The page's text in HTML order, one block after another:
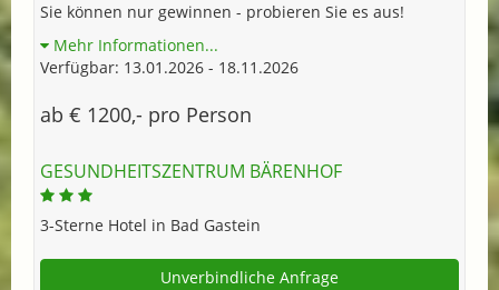
Sie können nur gewinnen - probieren Sie es aus!
Mehr Informationen...
Verfügbar: 13.01.2026 - 18.11.2026
ab € 1200,- pro Person
GESUNDHEITSZENTRUM BÄRENHOF
3-Sterne Hotel in Bad Gastein
Unverbindliche Anfrage